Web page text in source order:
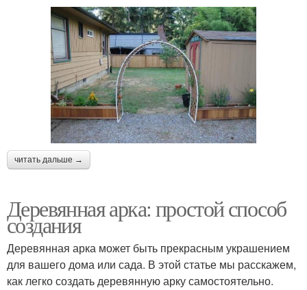
читать дальше →
Деревянная арка: простой способ
создания
Деревянная арка может быть прекрасным украшением
для вашего дома или сада. В этой статье мы расскажем,
как легко создать деревянную арку самостоятельно.